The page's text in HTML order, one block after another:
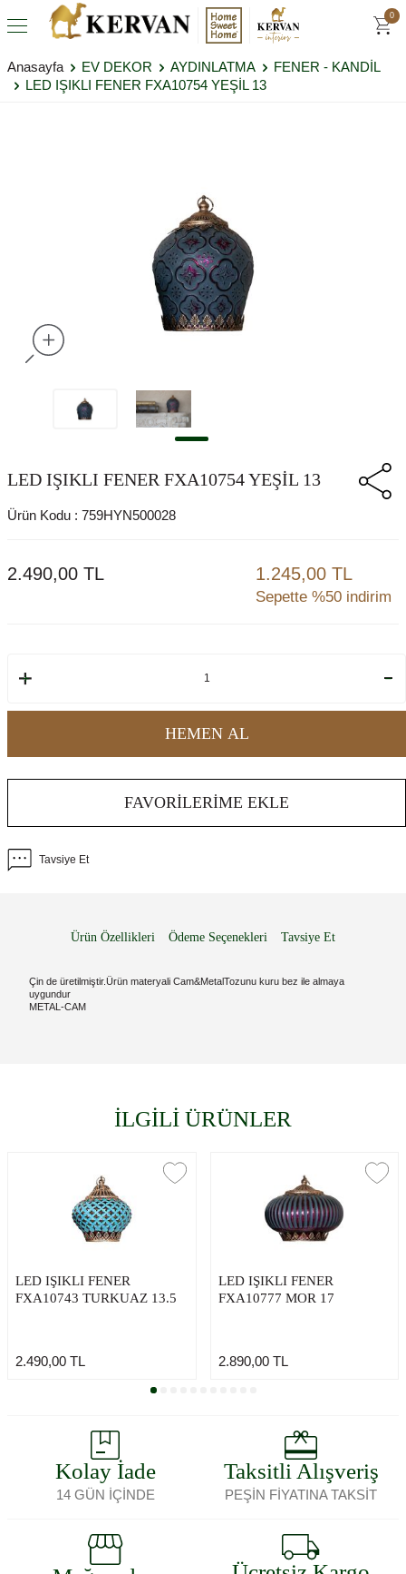
0
Anasayfa EV DEKOR AYDINLATMA
FENER - KANDİL
LED IŞIKLI FENER FXA10754 YEŞİL 13
LED IŞIKLI FENER FXA10754 YEŞİL 13
Ürün Kodu : 759HYN500028
2.490,00 TL 1.245,00 TL
Sepette %50 indirim
HEMEN AL
FAVORILERIME EKLE
Tavsiye Et
Ürün Özellikleri Ödeme Seçenekleri Tavsiye Et
Çin de üretilmiştir.Ürün materyali Cam&MetalTozunu kuru bez ile almaya
uygundur
METAL-CAM
İLGİLİ ÜRÜNLER
LED IŞIKLI FENER
FXA10743 TURKUAZ 13.5
2.490,00 TL
LED IŞIKLI FENER
FXA10777 MOR 17
2.890,00TL
Kolay İade
14 GÜN İÇİNDE
Taksitli Alışveriş
PEŞİN FİYATINA TAKSİT